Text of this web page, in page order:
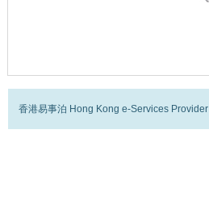
香港易事泊 Hong Kong e-Services Provider